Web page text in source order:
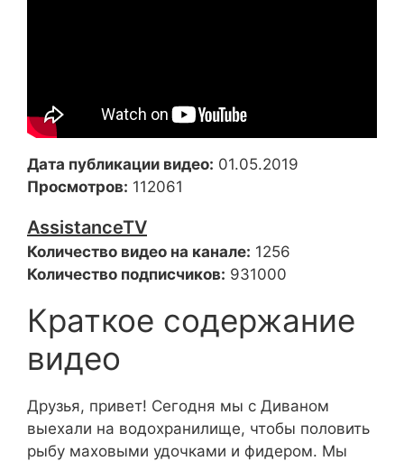
Дата публикации видео: 01.05.2019
Просмотров: 112061
AssistanceTV
Количество видео на канале: 1256
Количество подписчиков: 931000
Краткое содержание
видео
Друзья, привет! Сегодня мы с Диваном
выехали на водохранилище, чтобы половить
рыбу маховыми удочками и фидером. Мы